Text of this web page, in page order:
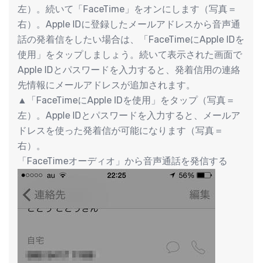
左）。続いて「FaceTime」をオンにします（写真＝
右）。Apple IDに登録したメールアドレスから音声通
話の発着信をしたい場合は、「FaceTimeにApple IDを
使用」をタップしましょう。続いて表示された画面で
Apple IDとパスワードを入力すると、発着信用の連絡
先情報にメールアドレスが追加されます。
▲「FaceTimeにApple IDを使用」をタップ（写真＝
左）。Apple IDとパスワードを入力すると、メールア
ドレスを使った発着信が可能になります（写真＝
右）。
「FaceTimeオーディオ」から音声通話を発信する